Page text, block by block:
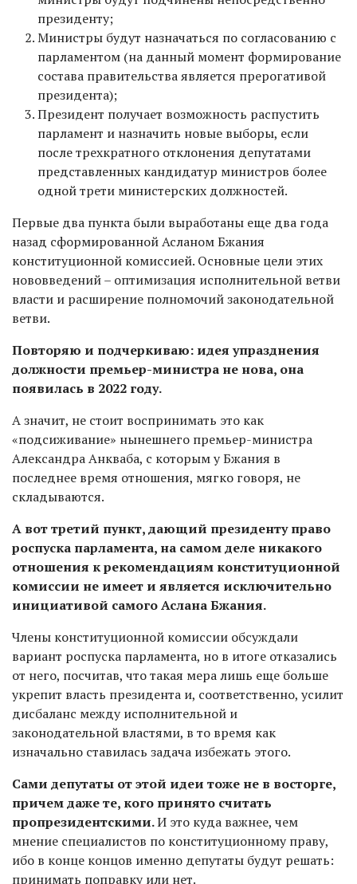
президенту;
Министры будут назначаться по согласованию с
парламентом (на данный момент формирование
состава правительства является прерогативой
президента);
Президент получает возможность распустить
парламент и назначить новые выборы, если
после трехкратного отклонения депутатами
представленных кандидатур министров более
одной трети министерских должностей.
Первые два пункта были выработаны еще два года
назад сформированной Асланом Бжания
конституционной комиссией. Основные цели этих
нововведений – оптимизация исполнительной ветви
власти и расширение полномочий законодательной
ветви.
Повторяю и подчеркиваю: идея упразднения
должности премьер-министра не нова, она
появилась в 2022 году.
А значит, не стоит воспринимать это как
«подсиживание» нынешнего премьер-министра
Александра Анкваба, с которым у Бжания в
последнее время отношения, мягко говоря, не
складываются.
А вот третий пункт, дающий президенту право
роспуска парламента, на самом деле никакого
отношения к рекомендациям конституционной
комиссии не имеет и является исключительно
инициативой самого Аслана Бжания.
Члены конституционной комиссии обсуждали
вариант роспуска парламента, но в итоге отказались
от него, посчитав, что такая мера лишь еще больше
укрепит власть президента и, соответственно, усилит
дисбаланс между исполнительной и
законодательной властями, в то время как
изначально ставилась задача избежать этого.
Сами депутаты от этой идеи тоже не в восторге,
причем даже те, кого принято считать
пропрезидентскими.И это куда важнее, чем
мнение специалистов по конституционному праву,
ибо в конце концов именно депутаты будут решать:
принимать поправку или нет.